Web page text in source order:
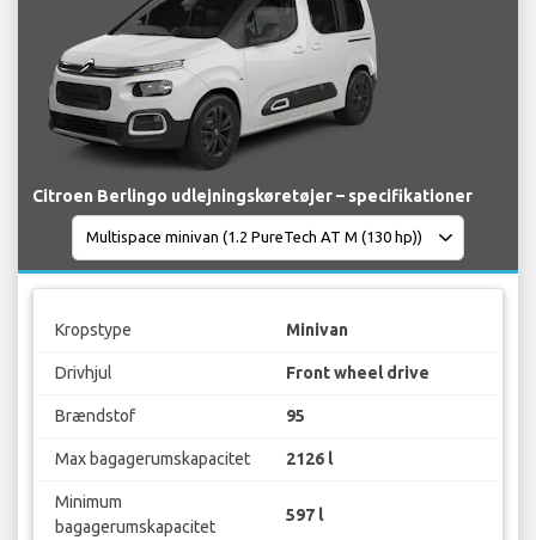
Citroen Berlingo udlejningskøretøjer – specifikationer
Kropstype Minivan
Drivhjul Front wheel drive
Brændstof 95
Max bagagerumskapacitet 2126 l
Minimum
bagagerumskapacitet
597 l